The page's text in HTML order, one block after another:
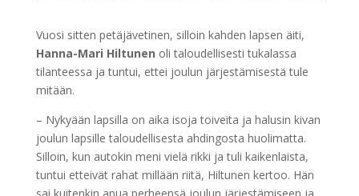
Vuosi sitten petäjävetinen, silloin kahden lapsen äiti,
Hanna-Mari Hiltunen oli taloudellisesti tukalassa
tilanteessa ja tuntui, ettei joulun järjestämisestä tule
mitään.
– Nykyään lapsilla on aika isoja toiveita ja halusin kivan
joulun lapsille taloudellisesta ahdingosta huolimatta.
Silloin, kun autokin meni vielä rikki ja tuli kaikenlaista,
tuntui etteivät rahat millään riitä, Hiltunen kertoo. Hän